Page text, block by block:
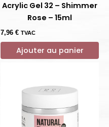
Acrylic Gel 32 – Shimmer
Rose – 15ml
7,96 € TVAC
Ajouter au panier